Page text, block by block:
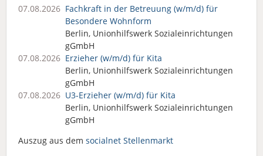
07.08.2026 Fachkraft in der Betreuung (w/m/d) für
Besondere Wohnform
Berlin, Unionhilfswerk Sozialeinrichtungen
gGmbH
07.08.2026 Erzieher (w/m/d) für Kita
Berlin, Unionhilfswerk Sozialeinrichtungen
gGmbH
07.08.2026 U3-Erzieher (w/m/d) für Kita
Berlin, Unionhilfswerk Sozialeinrichtungen
gGmbH
Auszug aus dem socialnet Stellenmarkt